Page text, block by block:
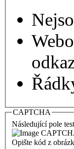
CAPTCHA
Následující pole
Opište kód z